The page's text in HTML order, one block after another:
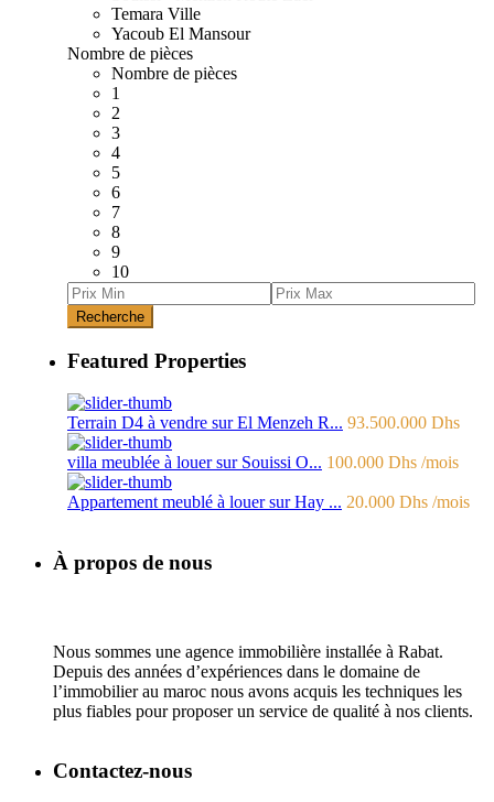
Temara Ville
Yacoub El Mansour
Nombre de pièces
Nombre de pièces
1
2
3
4
5
6
7
8
9
10
Recherche
Featured Properties
Terrain D4 à vendre sur El Menzeh R... 93.500.000 Dhs
villa meublée à louer sur Souissi O... 100.000 Dhs /mois
Appartement meublé à louer sur Hay ... 20.000 Dhs /mois
À propos de nous
Nous sommes une agence immobilière installée à Rabat.
Depuis des années d’expériences dans le domaine de
l’immobilier au maroc nous avons acquis les techniques les
plus fiables pour proposer un service de qualité à nos clients.
Contactez-nous